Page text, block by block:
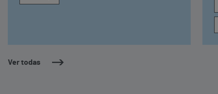
Ver todas